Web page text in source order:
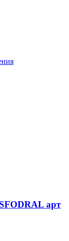
арт